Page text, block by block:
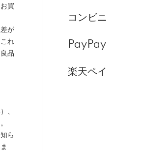
買
が
れ
品
、
ら
コンビニ
PayPay
楽天ペイ